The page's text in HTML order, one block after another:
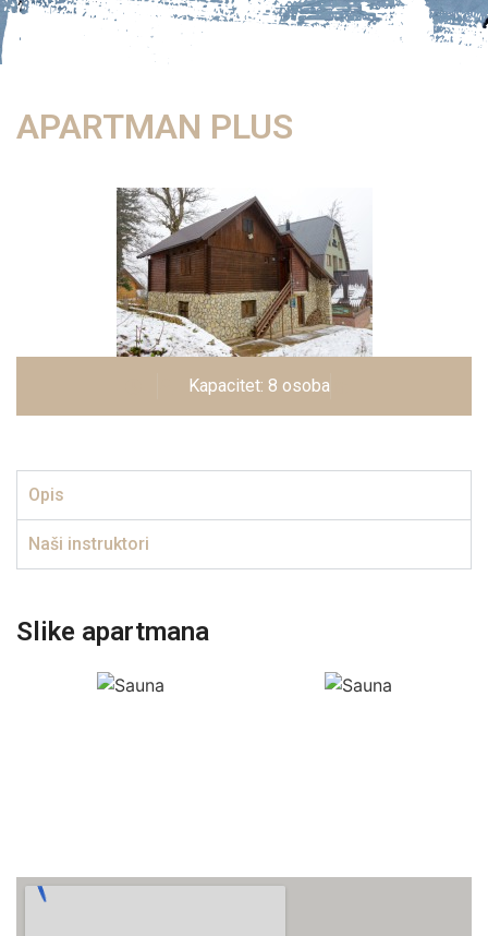
APARTMAN PLUS
Kapacitet: 8 osoba
Opis
Naši instruktori
Slike apartmana